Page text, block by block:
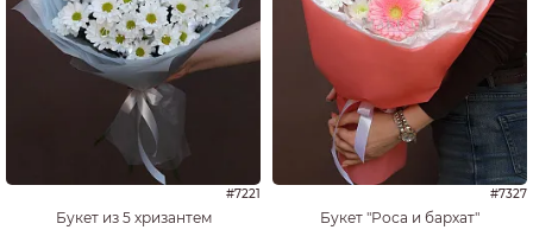
на День рождения
просто так
сказать спасибо
хочу извиниться
хочу удивить
Кому #7221
Букет из 5 хризантем
#7327
Букет "Роса и бархат"